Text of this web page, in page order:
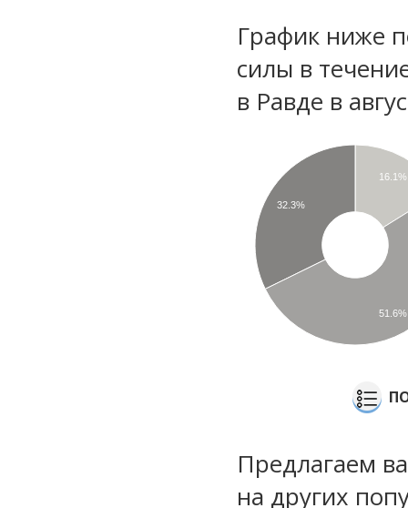
График ниже
силы в
в Равде в
16.1%
32.3%
51.6%
Предлагаем
на других